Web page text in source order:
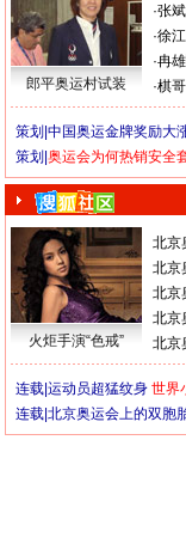
郎平奥运村试装
·张斌
·徐江
·冉
·棋哥
策划| 中国奥运金牌奖励大
策划| 奥运会为何热销安全
火炬手演“色戒”
北京
北京
北京
北京
北京
连载| 运动员超猛纹身 世界
连载| 北京奥运会上的双胞